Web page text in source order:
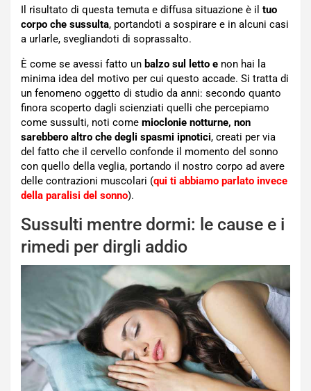
Il risultato di questa temuta e diffusa situazione è il tuo
corpo che sussulta, portandoti a sospirare e in alcuni casi
a urlarle, svegliandoti di soprassalto.
È come se avessi fatto un balzo sul letto e non hai la
minima idea del motivo per cui questo accade. Si tratta di
un fenomeno oggetto di studio da anni: secondo quanto
finora scoperto dagli scienziati quelli che percepiamo
come sussulti, noti come mioclonie notturne, non
sarebbero altro che degli spasmi ipnotici, creati per via
del fatto che il cervello confonde il momento del sonno
con quello della veglia, portando il nostro corpo ad avere
delle contrazioni muscolari (qui ti abbiamo parlato invece
della paralisi del sonno).
Sussulti mentre dormi: le cause e i
rimedi per dirgli addio